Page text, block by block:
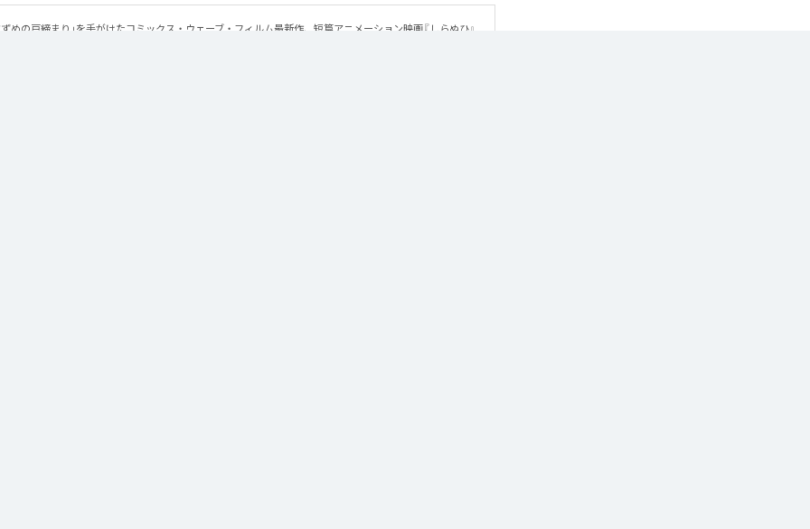
ずめの戸締まり」を手がけたコミックス・ウェーブ・フィルム最新作、短篇アニメーション映画『しらぬひ』